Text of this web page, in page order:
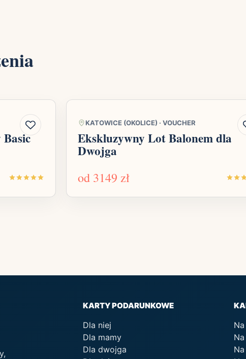
KATOWICE (OKOLICE) · VOUCHER
Ekskluzywny Lot Balonem dla
Dwojga
od 3149 zł
KARTY PODARUNKOWE
Dla niej
Dla mamy
Dla dwojga